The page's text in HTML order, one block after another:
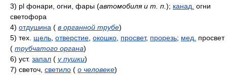
3) pl фонари, огни, фары (автомобиля и т. п. ); канад. огни
светофора
4) отдушина ( в органной трубе)
5) тех. щель отверстие окошко просвет, прорезь; мед.
просвет
( трубчатого органа)
6) уст. запал ( у пушки)
7) светоч, светило ( о человеке)